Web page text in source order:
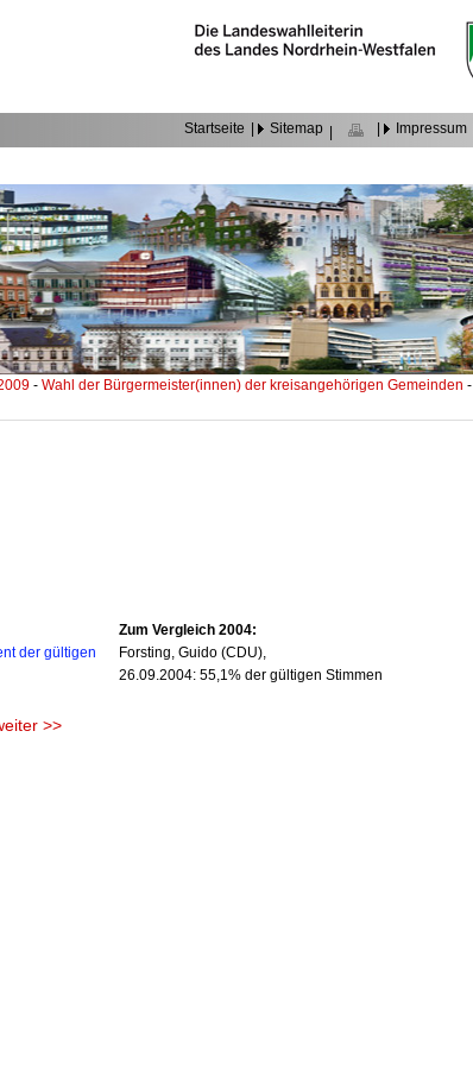
Startseite Sitemap Impressum
-Wahl der Bürgermeister(innen) der kreisangehörigen Gemeinden-
der gültigen
Zum Vergleich 2004:
Forsting, Guido (CDU),
26.09.2004: 55,1% der gültigen Stimmen
>>